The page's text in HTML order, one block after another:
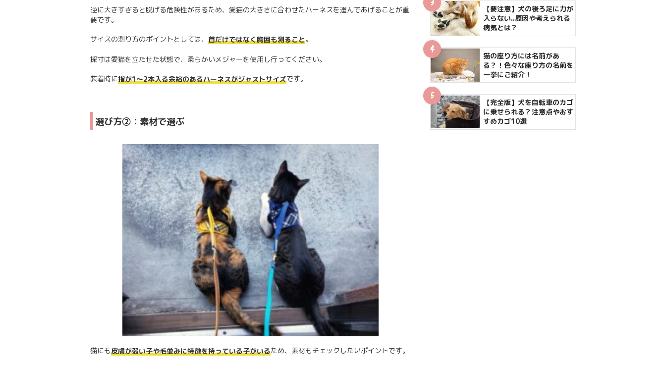
逆に大きすぎると脱げる危険性があるため、愛猫の大きさに合わせたハーネスを選んであげることが重
要です。
サイスの測り方のポイントとしては、 首だけではなく胸囲も測ること。
採寸は愛猫を立たせた状態で、柔らかいメジャーを使用し行ってください。
装着時に指が1～2本入る余裕のあるハーネスがジャストサイズです。
選び方②：素材で選ぶ
猫にも皮膚が弱い子や毛並みに特徴を持っている子がいるため、素材もチェックしたいポイントです。
【要注意】犬の後ろ足に力が
入らない..原因や考えられる
病気とは？
猫の座り方には名前があ
る？！色々な座り方の名前を
一挙にご紹介！
【完全版】犬を自転車のカゴ
に乗せられる？注意点やおす
すめカゴ10選